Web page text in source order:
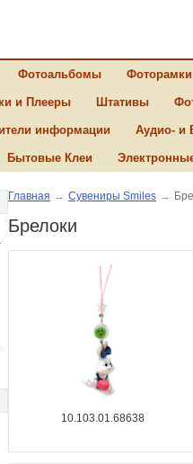
Фотоальбомы Фоторамки
и Плееры Штативы
информации Аудио- и
Бытовые Клеи
Главная → Сувениры Smiles →
Брелоки
10.103.01.68638